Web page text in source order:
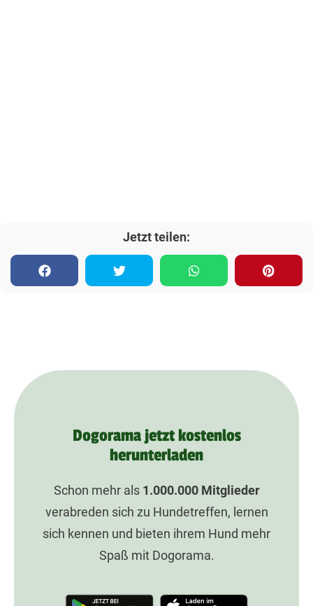
Jetzt teilen:
Dogorama jetzt kostenlos
herunterladen
Schon mehr als 1.000.000Mitglieder
verabreden sich zu Hundetreffen, lernen
sich kennen und bieten ihrem Hund mehr
Spaß mit Dogorama.